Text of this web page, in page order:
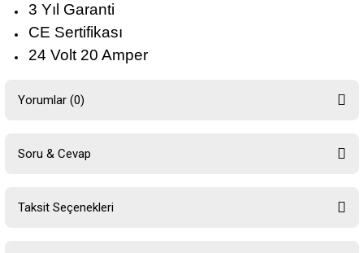
3 Yıl Garanti
CE Sertifikası
24 Volt 20 Amper
Yorumlar (0)
Soru & Cevap
Taksit Seçenekleri